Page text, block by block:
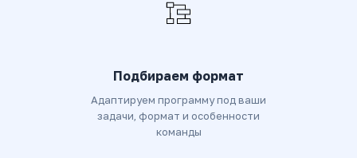
Подбираем формат
Адаптируем программу под ваши
задачи, формат и особенности
команды